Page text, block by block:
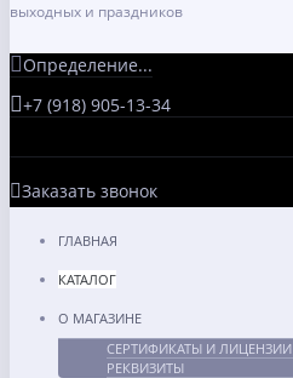
выходных и праздников
Определение...
+7 (918) 905-13-34
Заказать звонок
ГЛАВНАЯ
КАТАЛОГ
О МАГАЗИНЕ
СЕРТИФИКАТЫ И ЛИЦЕНЗИИ
РЕКВИЗИТЫ